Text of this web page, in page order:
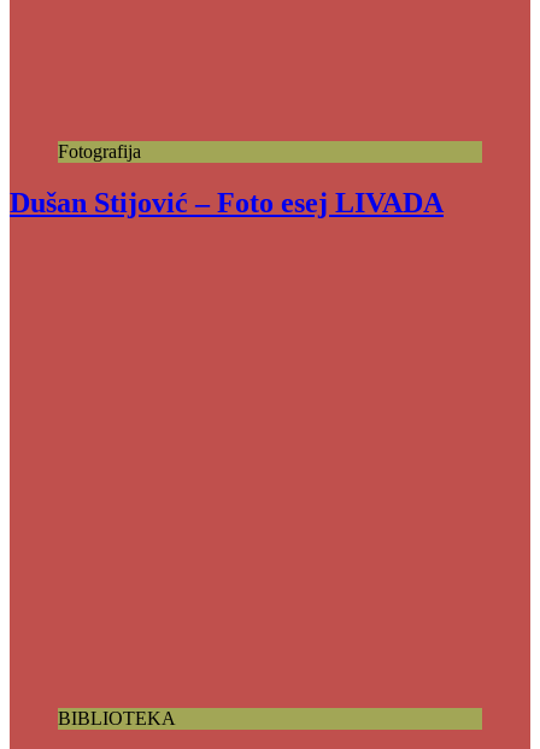
Fotografija
Dušan Stijović – Foto esej LIVADA
BIBLIOTEKA